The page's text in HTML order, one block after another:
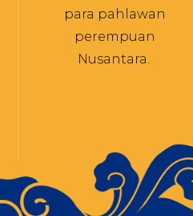
para pahlawan
perempuan
Nusantara.